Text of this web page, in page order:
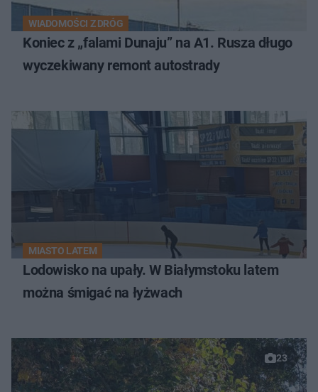
WIADOMOŚCI Z DRÓG
Koniec z „falami Dunaju” na A1. Rusza długo
wyczekiwany remont autostrady
MIASTO LATEM
Lodowisko na upały. W Białymstoku latem
można śmigać na łyżwach
23